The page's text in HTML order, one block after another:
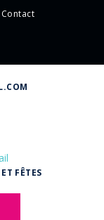
Contact
FÊTES